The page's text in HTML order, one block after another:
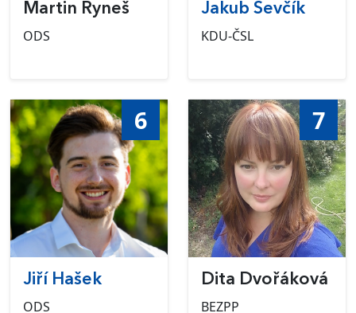
Martin Ryneš
ODS
Jakub Ševčík
KDU-ČSL
6
Jiří Hašek
ODS
7
Dita Dvořáková
BEZPP